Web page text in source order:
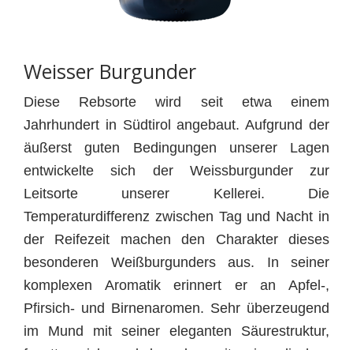
Weisser Burgunder
Diese Rebsorte wird seit etwa einem
Jahrhundert in Südtirol angebaut. Aufgrund der
äußerst guten Bedingungen unserer Lagen
entwickelte sich der Weissburgunder zur
Leitsorte unserer Kellerei. Die
Temperaturdifferenz zwischen Tag und Nacht in
der Reifezeit machen den Charakter dieses
besonderen Weißburgunders aus. In seiner
komplexen Aromatik erinnert er an Apfel-,
Pfirsich- und Birnenaromen. Sehr überzeugend
im Mund mit seiner eleganten Säurestruktur,